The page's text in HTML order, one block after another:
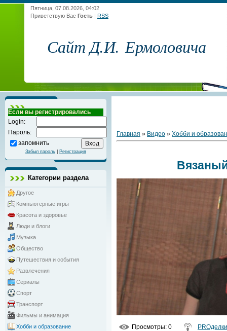
Пятница, 07.08.2026, 04:02
Приветствую Вас Гость | RSS
Сайт Д.И. Ермоловича
Если вы регистрировались
Login:
Пароль:
запомнить
Забыл пароль Регистрация
Категории раздела
Другое
Компьютерные игры
Красота и здоровье
Люди и блоги
Музыка
Общество
Путешествия и события
Развлечения
Сериалы
Спорт
Транспорт
Фильмы и анимация
Хобби и образование
Главная » Видео » Хобби и
Просмотры: 0 PROделки